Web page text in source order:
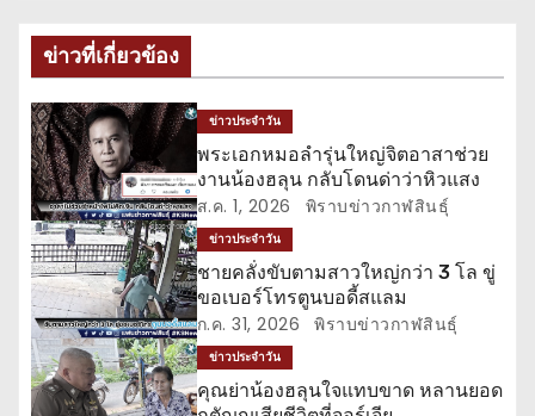
แ
น
ว
เ
รื่
อ
ง
ข่าวที่เกี่ยวข้อง
ข่าวประจำวัน
พระเอกหมอลำรุ่นใหญ่จิตอาสาช่วย
งานน้องฮลุน กลับโดนด่าว่าหิวแสง
ส.ค. 1, 2026 พิราบข่าวกาฬสินธุ์
ข่าวประจำวัน
ชายคลั่งขับตามสาวใหญ่กว่า 3 โล ขู่
ขอเบอร์โทรตูนบอดี้สแลม
ก.ค. 31, 2026 พิราบข่าวกาฬสินธุ์
ข่าวประจำวัน
คุณย่าน้องฮลุนใจแทบขาด หลานยอด